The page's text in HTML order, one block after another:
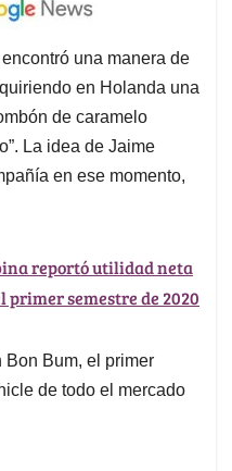
una manera de
en Holanda una
de caramelo
La idea de Jaime
en ese momento,
reportó utilidad neta
primer semestre de 2020
Bum, el primer
de todo el mercado